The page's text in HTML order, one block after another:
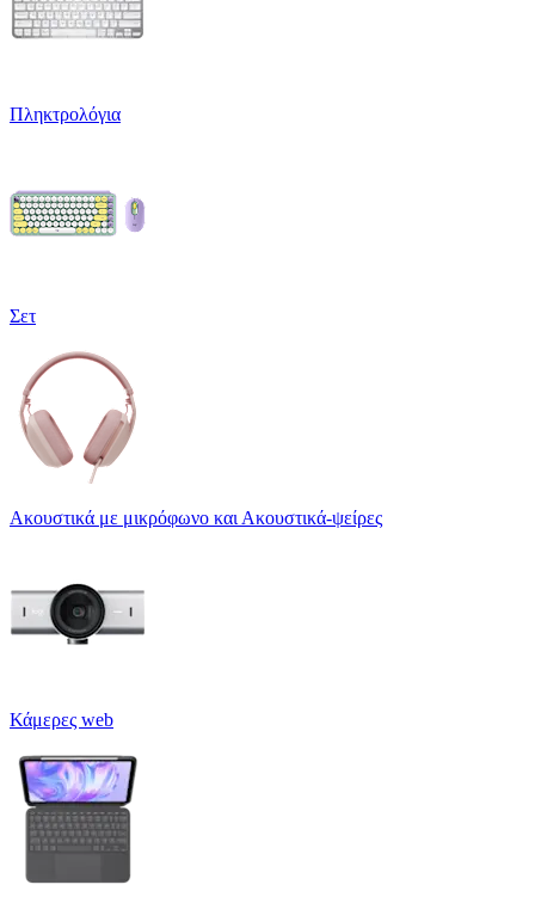
Πληκτρολόγια
Σετ
Ακουστικά με μικρόφωνο και Ακουστικά-ψείρες
Κάμερες web